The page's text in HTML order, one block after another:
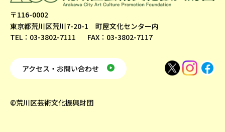
〒116-0002
東京都荒川区荒川7-20-1 町屋文化センター内
TEL：03-3802-7111
FAX：03-3802-7117
アクセス・お問い合わせ
©荒川区芸術文化振興財団